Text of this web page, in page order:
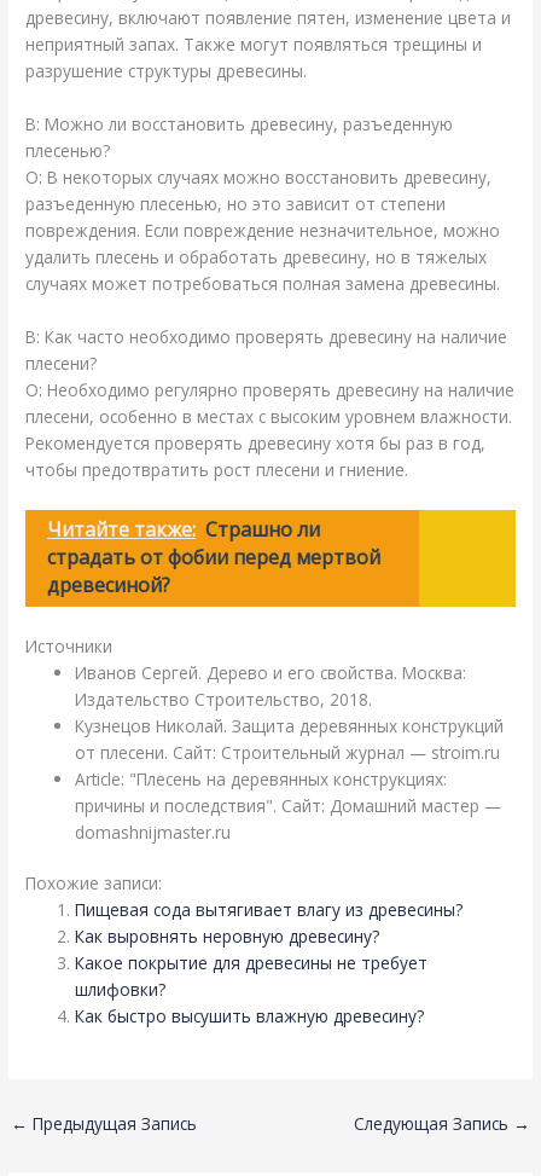
древесину, включают появление пятен, изменение цвета и
неприятный запах. Также могут появляться трещины и
разрушение структуры древесины.
В: Можно ли восстановить древесину, разъеденную
плесенью?
О: В некоторых случаях можно восстановить древесину,
разъеденную плесенью, но это зависит от степени
повреждения. Если повреждение незначительное, можно
удалить плесень и обработать древесину, но в тяжелых
случаях может потребоваться полная замена древесины.
В: Как часто необходимо проверять древесину на наличие
плесени?
О: Необходимо регулярно проверять древесину на наличие
плесени, особенно в местах с высоким уровнем влажности.
Рекомендуется проверять древесину хотя бы раз в год,
чтобы предотвратить рост плесени и гниение.
Читайте также: Страшно ли
страдать от фобии перед мертвой
древесиной?
Источники
Иванов Сергей. Дерево и его свойства. Москва:
Издательство Строительство, 2018.
Кузнецов Николай. Защита деревянных конструкций
от плесени. Сайт: Строительный журнал — stroim.ru
Article: "Плесень на деревянных конструкциях:
причины и последствия". Сайт: Домашний мастер —
domashnijmaster.ru
Похожие записи:
Пищевая сода вытягивает влагу из древесины?
Как выровнять неровную древесину?
Какое покрытие для древесины не требует
шлифовки?
Как быстро высушить влажную древесину?
← Предыдущая Запись Следующая Запись →